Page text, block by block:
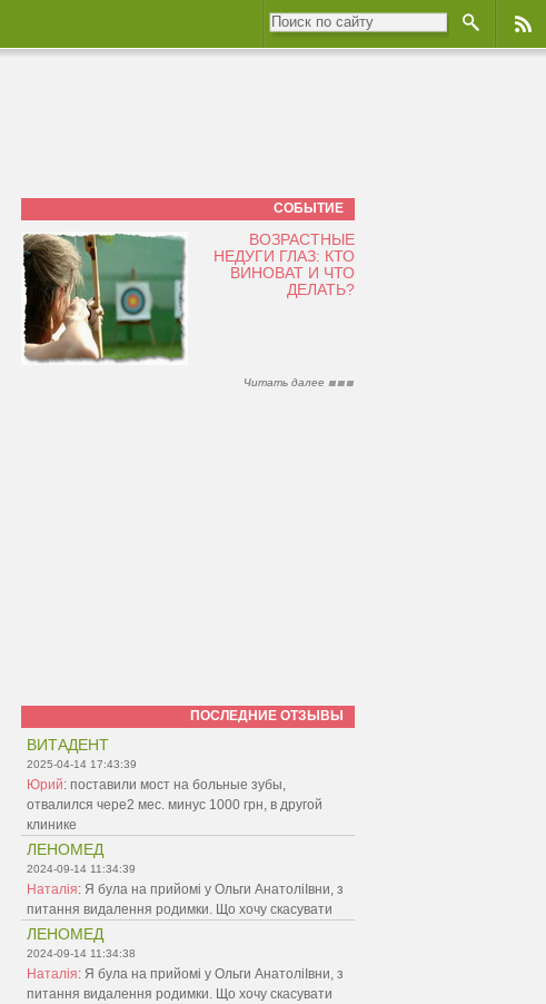
СОБЫТИЕ
ВОЗРАСТНЫЕ
НЕДУГИ ГЛАЗ: КТО
ВИНОВАТ И ЧТО
ДЕЛАТЬ?
Читать далее
ПОСЛЕДНИЕ ОТЗЫВЫ
ВИТАДЕНТ
2025-04-14 17:43:39
Юрий: поставили мост на больные зубы,
отвалился чере2 мес. минус 1000 грн, в другой
клинике
ЛЕНОМЕД
2024-09-14 11:34:39
Наталія: Я була на прийомі у Ольги АнатоліІвни, з
питання видалення родимки. Що хочу скасувати
ЛЕНОМЕД
2024-09-14 11:34:38
Наталія: Я була на прийомі у Ольги АнатоліІвни, з
питання видалення родимки. Що хочу скасувати